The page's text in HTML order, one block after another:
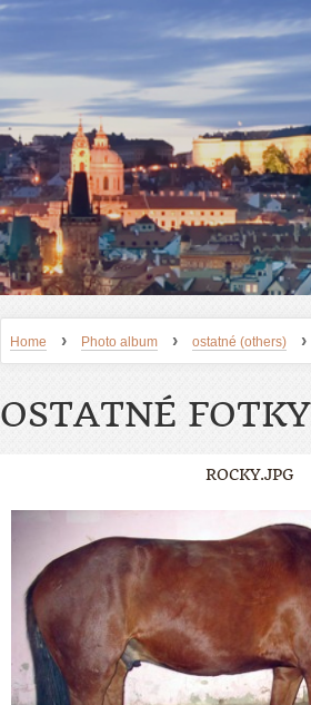
Home › Photo album › ostatné (others) ›
OSTATNÉ FOTKY
ROCKY.JPG